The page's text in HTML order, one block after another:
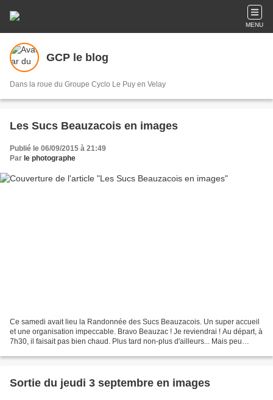
MENU
GCP le blog
Dans la roue du Groupe Cyclo Le Puy en Velay
Les Sucs Beauzacois en images
Publié le 06/09/2015 à 21:49
Par le photographe
Ce samedi avait lieu la Randonnée des Sucs Beauzacois. Un super accueil
et une organisation impeccable. Bravo Beauzac ! Je reviendrai ! Au départ, à
7h30, il faisait pas bien chaud. Plus tard non-plus d'ailleurs... Mais peu
Sortie du jeudi 3 septembre en images